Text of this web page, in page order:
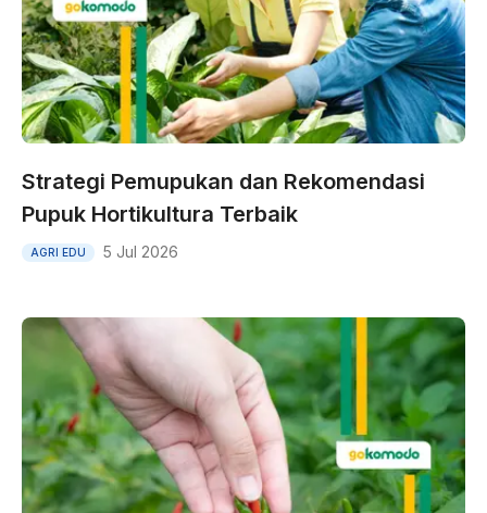
Strategi Pemupukan dan Rekomendasi
Pupuk Hortikultura Terbaik
AGRI EDU 5 Jul 2026